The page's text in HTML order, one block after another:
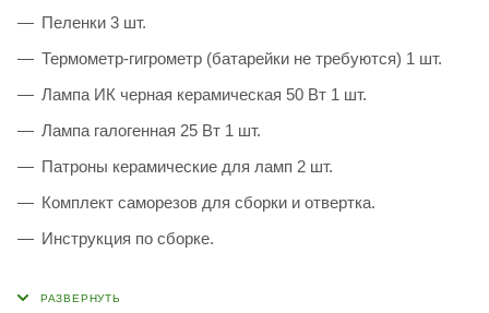
Пеленки 3 шт.
Термометр-гигрометр (батарейки не требуются) 1 шт.
Лампа ИК черная керамическая 50 Вт 1 шт.
Лампа галогенная 25 Вт 1 шт.
Патроны керамические для ламп 2 шт.
Комплект саморезов для сборки и отвертка.
Инструкция по сборке.